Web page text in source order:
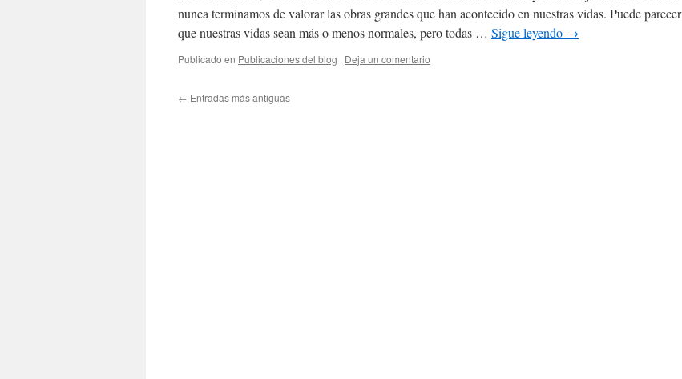
nunca terminamos de valorar las obras grandes que han acontecido en nuestras vidas. Puede parecer
que nuestras vidas sean más o menos normales, pero todas … Sigue leyendo →
Publicado en Publicaciones del blog | Deja un comentario
← Entradas más antiguas